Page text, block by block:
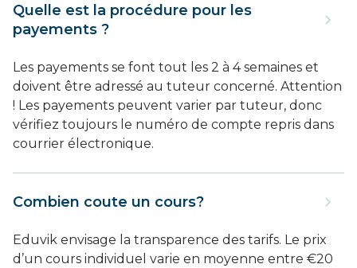
Quelle est la procédure pour les
payements ?
Les payements se font tout les 2 à 4 semaines et
doivent être adressé au tuteur concerné. Attention
! Les payements peuvent varier par tuteur, donc
vérifiez toujours le numéro de compte repris dans
courrier électronique.
Combien coute un cours?
Eduvik envisage la transparence des tarifs. Le prix
d’un cours individuel varie en moyenne entre €20